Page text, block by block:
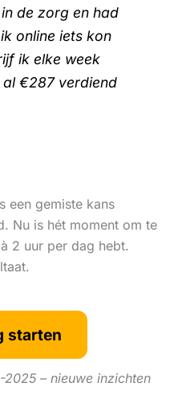
de zorg en had
online iets kon
ik elke week
€287 verdiend
een gemiste kans
Nu is hét moment om te
2 uur per dag hebt.
starten
– nieuwe inzichten